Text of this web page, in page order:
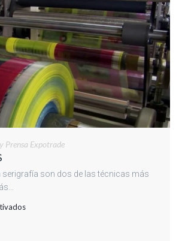
Prensa Expotrade
serigrafía son dos de las técnicas más
en